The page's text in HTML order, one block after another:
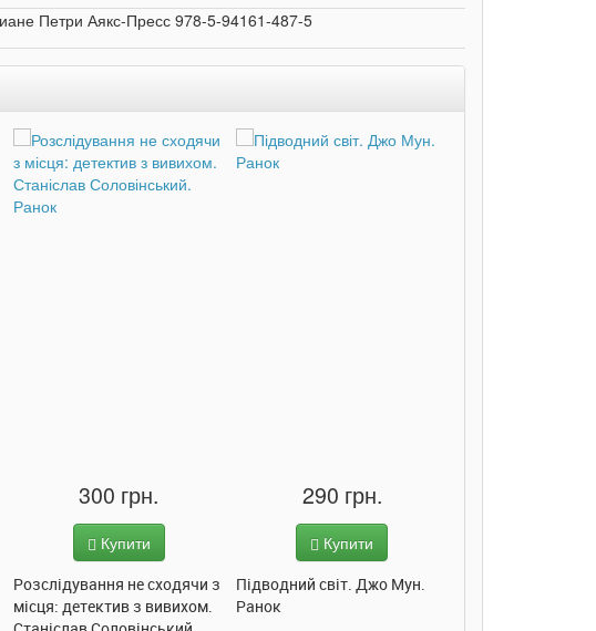
Петри Аякс-Пресс 978-5-94161-487-5
300 грн.
Купити
Розслідування не сходячи з
місця: детектив з вивихом.
290 грн.
Купити
Підводний світ. Джо Мун.
Ранок